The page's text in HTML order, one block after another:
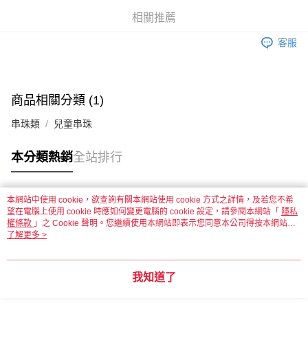
每筆NT$60，滿NT$1,500(含以上)免運費
付款後全家取貨
每筆NT$60，滿NT$1,500(含以上)免運費
付款後7-11取貨
每筆NT$60，滿NT$1,500(含以上)免運費
每筆NT$130，滿NT$2,000(含以上)免運費
相關推薦
客服
商品相關分類 (1)
串珠類 兒童串珠
本分類熱銷全站排行
熱門標籤
本網站中使用 cookie，欲查詢有關本網站使用 cookie 方式之詳情，及若您不希
望在電腦上使用 cookie 時應如何變更電腦的 cookie 設定，請參閱本網站「 隱私
權條款 」之 Cookie 聲明。您繼續使用本網站即表示您同意本公司得按本網站使
用條款之 Cookie 聲明使用 cookie。
了解更多 >
我知道了